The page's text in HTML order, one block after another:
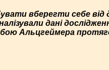
вберегти себе від
дані
Альцгеймера